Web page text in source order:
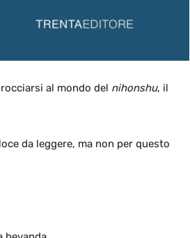
al mondo del nihonshu, il
da leggere, ma non per questo